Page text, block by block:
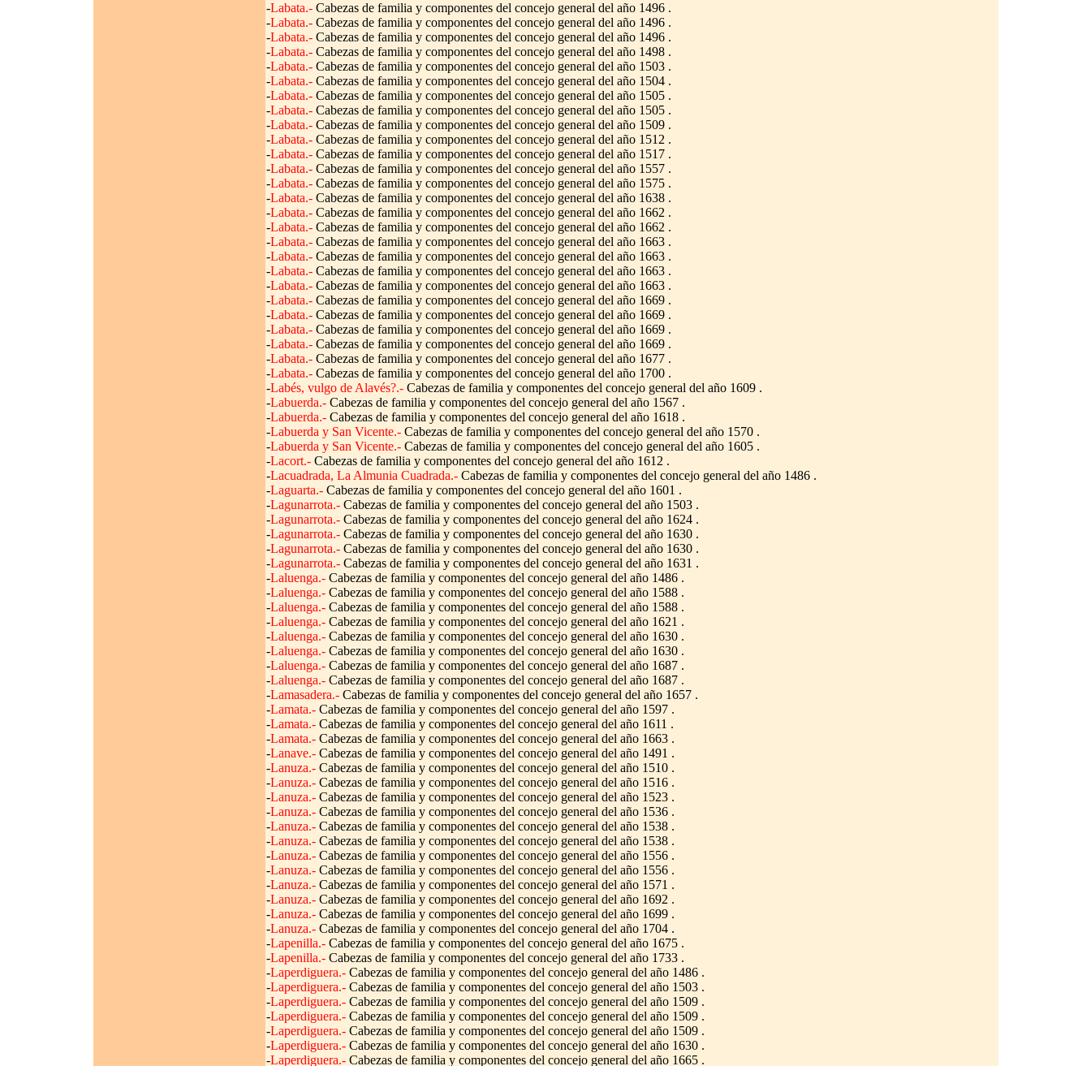
-Labata.-Cabezas de familia y componentes del concejo general del año 1496 .
-Labata.-Cabezas de familia y componentes del concejo general del año 1496 .
-Labata.-Cabezas de familia y componentes del concejo general del año 1496 .
-Labata.-Cabezas de familia y componentes del concejo general del año 1498 .
-Labata.-Cabezas de familia y componentes del concejo general del año 1503 .
-Labata.-Cabezas de familia y componentes del concejo general del año 1504 .
-Labata.-Cabezas de familia y componentes del concejo general del año 1505 .
-Labata.-Cabezas de familia y componentes del concejo general del año 1505 .
-Labata.-Cabezas de familia y componentes del concejo general del año 1509 .
-Labata.-Cabezas de familia y componentes del concejo general del año 1512 .
-Labata.-Cabezas de familia y componentes del concejo general del año 1517 .
-Labata.-Cabezas de familia y componentes del concejo general del año 1557 .
-Labata.-Cabezas de familia y componentes del concejo general del año 1575 .
-Labata.-Cabezas de familia y componentes del concejo general del año 1638 .
-Labata.-Cabezas de familia y componentes del concejo general del año 1662 .
-Labata.-Cabezas de familia y componentes del concejo general del año 1662 .
-Labata.-Cabezas de familia y componentes del concejo general del año 1663 .
-Labata.-Cabezas de familia y componentes del concejo general del año 1663 .
-Labata.-Cabezas de familia y componentes del concejo general del año 1663 .
-Labata.-Cabezas de familia y componentes del concejo general del año 1663 .
-Labata.-Cabezas de familia y componentes del concejo general del año 1669 .
-Labata.-Cabezas de familia y componentes del concejo general del año 1669 .
-Labata.-Cabezas de familia y componentes del concejo general del año 1669 .
-Labata.-Cabezas de familia y componentes del concejo general del año 1669 .
-Labata.-Cabezas de familia y componentes del concejo general del año 1677 .
-Labata.-Cabezas de familia y componentes del concejo general del año 1700 .
-Labés, vulgo de Alavés?.-Cabezas de familia y componentes del concejo general del año 1609 .
-Labuerda.-Cabezas de familia y componentes del concejo general del año 1567 .
-Labuerda.-Cabezas de familia y componentes del concejo general del año 1618 .
-Labuerda y San Vicente.-Cabezas de familia y componentes del concejo general del año 1570 .
-Labuerda y San Vicente.-Cabezas de familia y componentes del concejo general del año 1605 .
-Lacort.-Cabezas de familia y componentes del concejo general del año 1612 .
-Lacuadrada, La Almunia Cuadrada.-Cabezas de familia y componentes del concejo general del año 1486 .
-Laguarta.-Cabezas de familia y componentes del concejo general del año 1601 .
-Lagunarrota.-Cabezas de familia y componentes del concejo general del año 1503 .
-Lagunarrota.-Cabezas de familia y componentes del concejo general del año 1624 .
-Lagunarrota.-Cabezas de familia y componentes del concejo general del año 1630 .
-Lagunarrota.-Cabezas de familia y componentes del concejo general del año 1630 .
-Lagunarrota.-Cabezas de familia y componentes del concejo general del año 1631 .
-Laluenga.-Cabezas de familia y componentes del concejo general del año 1486 .
-Laluenga.-Cabezas de familia y componentes del concejo general del año 1588 .
-Laluenga.-Cabezas de familia y componentes del concejo general del año 1588 .
-Laluenga.-Cabezas de familia y componentes del concejo general del año 1621 .
-Laluenga.-Cabezas de familia y componentes del concejo general del año 1630 .
-Laluenga.-Cabezas de familia y componentes del concejo general del año 1630 .
-Laluenga.-Cabezas de familia y componentes del concejo general del año 1687 .
-Laluenga.-Cabezas de familia y componentes del concejo general del año 1687 .
-Lamasadera.-Cabezas de familia y componentes del concejo general del año 1657 .
-Lamata.-Cabezas de familia y componentes del concejo general del año 1597 .
-Lamata.-Cabezas de familia y componentes del concejo general del año 1611 .
-Lamata.-Cabezas de familia y componentes del concejo general del año 1663 .
-Lanave.-Cabezas de familia y componentes del concejo general del año 1491 .
-Lanuza.-Cabezas de familia y componentes del concejo general del año 1510 .
-Lanuza.-Cabezas de familia y componentes del concejo general del año 1516 .
-Lanuza.-Cabezas de familia y componentes del concejo general del año 1523 .
-Lanuza.-Cabezas de familia y componentes del concejo general del año 1536 .
-Lanuza.-Cabezas de familia y componentes del concejo general del año 1538 .
-Lanuza.-Cabezas de familia y componentes del concejo general del año 1538 .
-Lanuza.-Cabezas de familia y componentes del concejo general del año 1556 .
-Lanuza.-Cabezas de familia y componentes del concejo general del año 1556 .
-Lanuza.-Cabezas de familia y componentes del concejo general del año 1571 .
-Lanuza.-Cabezas de familia y componentes del concejo general del año 1692 .
-Lanuza.-Cabezas de familia y componentes del concejo general del año 1699 .
-Lanuza.-Cabezas de familia y componentes del concejo general del año 1704 .
-Lapenilla.-Cabezas de familia y componentes del concejo general del año 1675 .
-Lapenilla.-Cabezas de familia y componentes del concejo general del año 1733 .
-Laperdiguera.-Cabezas de familia y componentes del concejo general del año 1486 .
-Laperdiguera.-Cabezas de familia y componentes del concejo general del año 1503 .
-Laperdiguera.-Cabezas de familia y componentes del concejo general del año 1509 .
-Laperdiguera.-Cabezas de familia y componentes del concejo general del año 1509 .
-Laperdiguera.-Cabezas de familia y componentes del concejo general del año 1509 .
-Laperdiguera.-Cabezas de familia y componentes del concejo general del año 1630 .
-Laperdiguera.-Cabezas de familia y componentes del concejo general del año 1665 .